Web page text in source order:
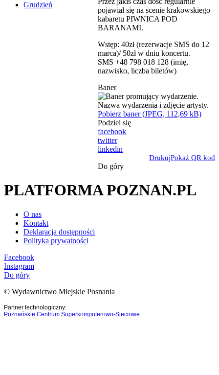
Grudzień
pojawiał się na scenie krakowskiego
kabaretu PIWNICA POD
BARANAMI.
Wstęp: 40zł (rezerwacje SMS do 12
marca)/ 50zł w dniu koncertu.
SMS +48 798 018 128 (imię,
nazwisko, liczba biletów)
Baner
Pobierz baner (JPEG, 112,69 kB)
Podziel się
facebook
twitter
linkedin
DrukujPokaż QR kod
Do góry
PLATFORMA POZNAN.PL
O nas
Kontakt
Deklaracja dostępności
Polityka prywatności
Facebook
Instagram
Do góry
© Wydawnictwo Miejskie Posnania
Partner technologiczny:
Poznańskie Centrum Superkomputerowo-Sieciowe